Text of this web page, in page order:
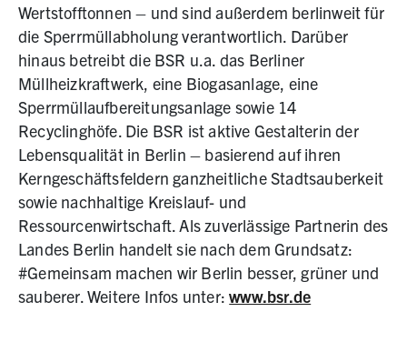
Wertstofftonnen – und sind außerdem berlinweit für
die Sperrmüllabholung verantwortlich. Darüber
hinaus betreibt die BSR u.a. das Berliner
Müllheizkraftwerk, eine Biogasanlage, eine
Sperrmüllaufbereitungsanlage sowie 14
Recyclinghöfe. Die BSR ist aktive Gestalterin der
Lebensqualität in Berlin – basierend auf ihren
Kerngeschäftsfeldern ganzheitliche Stadtsauberkeit
sowie nachhaltige Kreislauf- und
Ressourcenwirtschaft. Als zuverlässige Partnerin des
Landes Berlin handelt sie nach dem Grundsatz:
#Gemeinsam machen wir Berlin besser, grüner und
sauberer. Weitere Infos unter:www.bsr.de